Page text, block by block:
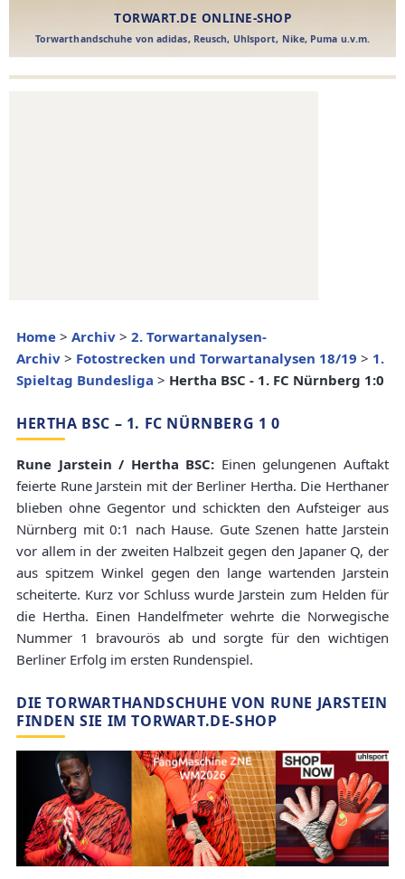
Home > Archiv > 2. Torwartanalysen-
Archiv > Fotostrecken und Torwartanalysen 18/19 > 1.
Spieltag Bundesliga > Hertha BSC - 1. FC Nürnberg 1:0
HERTHA BSC – 1. FC NÜRNBERG 1 0
Rune Jarstein / Hertha BSC: Einen gelungenen Auftakt
feierte Rune Jarstein mit der Berliner Hertha. Die Herthaner
blieben ohne Gegentor und schickten den Aufsteiger aus
Nürnberg mit 0:1 nach Hause. Gute Szenen hatte Jarstein
vor allem in der zweiten Halbzeit gegen den Japaner Q, der
aus spitzem Winkel gegen den lange wartenden Jarstein
scheiterte. Kurz vor Schluss wurde Jarstein zum Helden für
die Hertha. Einen Handelfmeter wehrte die Norwegische
Nummer 1 bravourös ab und sorgte für den wichtigen
Berliner Erfolg im ersten Rundenspiel.
DIE TORWARTHANDSCHUHE VON RUNE JARSTEIN
FINDEN SIE IM TORWART.DE-SHOP